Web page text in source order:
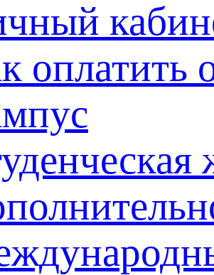
оплатить